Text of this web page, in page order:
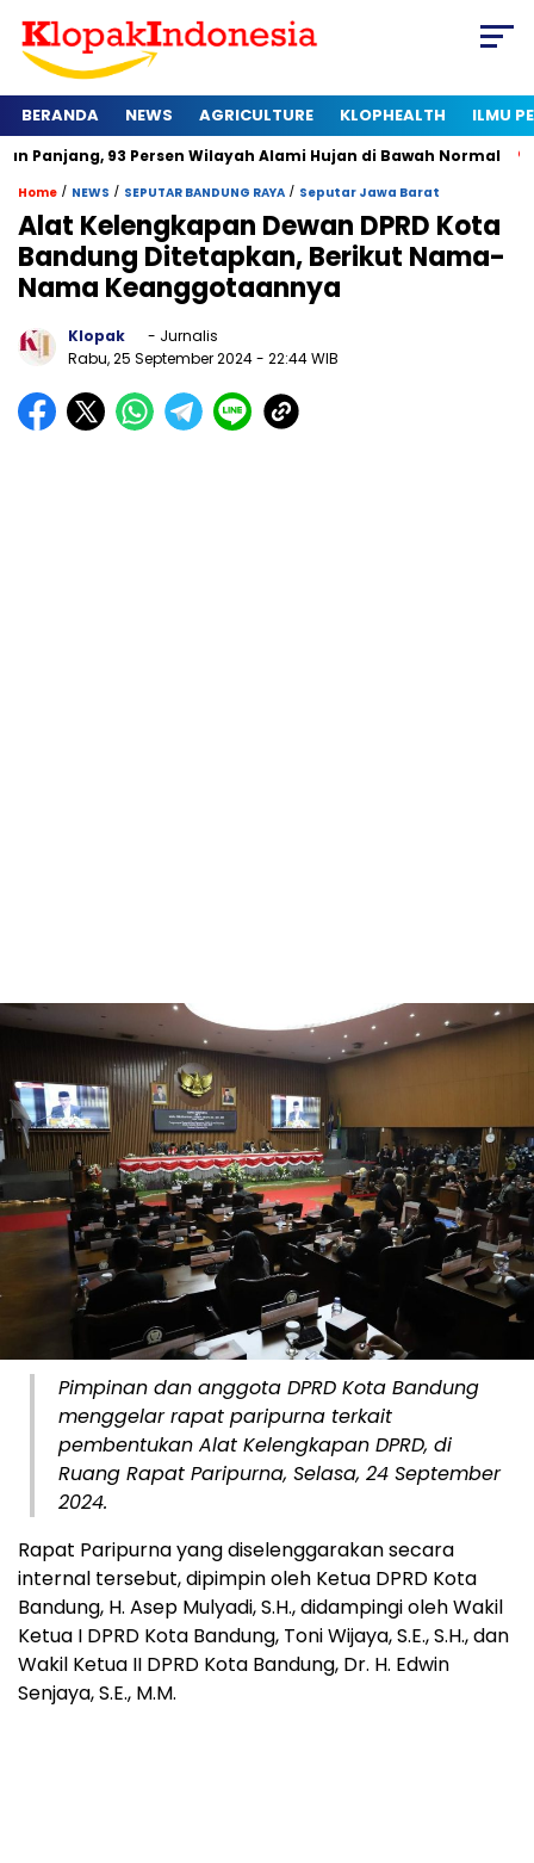
BERANDA NEWS AGRICULTURE KLOPHEALTH ILMU
93 Persen Wilayah Alami Hujan di Bawah Normal Kapan
Home / NEWS / SEPUTAR BANDUNG RAYA / Seputar Jawa Barat
Alat Kelengkapan Dewan DPRD Kota
Bandung Ditetapkan, Berikut Nama-
Nama Keanggotaannya
Klopak
- Jurnalis
Rabu, 25 September 2024- 22:44 WIB
Pimpinan dan anggota DPRD Kota Bandung
menggelar rapat paripurna terkait
pembentukan Alat Kelengkapan DPRD, di
Ruang Rapat Paripurna, Selasa, 24 September
2024.
Rapat Paripurna yang diselenggarakan secara
internal tersebut, dipimpin oleh Ketua DPRD Kota
Bandung, H. Asep Mulyadi, S.H., didampingi oleh Wakil
Ketua I DPRD Kota Bandung, Toni Wijaya, S.E., S.H., dan
Wakil Ketua II DPRD Kota Bandung, Dr. H. Edwin
Senjaya, S.E., M.M.